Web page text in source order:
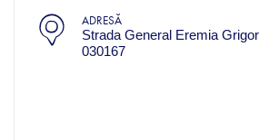
ADRESĂ
Strada General Eremia
030167